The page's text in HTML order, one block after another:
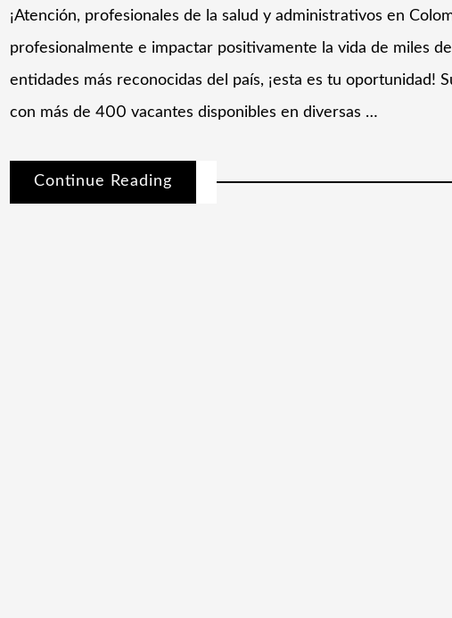
¡Atención, profesionales de la salud y administrativos en
profesionalmente e impactar positivamente la vida de miles
entidades más reconocidas del país, ¡esta es tu oportunidad!
con más de 400 vacantes disponibles en diversas …
Continue Reading